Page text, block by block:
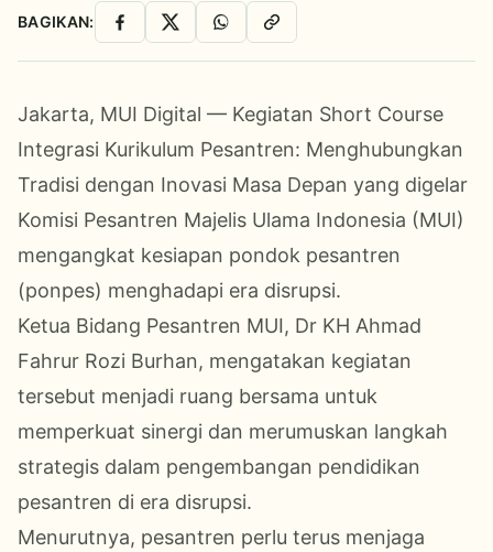
BAGIKAN: Facebook
X WhatsAppSalin Link
Jakarta, MUI Digital — Kegiatan Short Course
Integrasi Kurikulum Pesantren: Menghubungkan
Tradisi dengan Inovasi Masa Depan yang digelar
Komisi Pesantren Majelis Ulama Indonesia (MUI)
mengangkat kesiapan pondok pesantren
(ponpes) menghadapi era disrupsi.
Ketua Bidang Pesantren MUI, Dr KH Ahmad
Fahrur Rozi Burhan, mengatakan kegiatan
tersebut menjadi ruang bersama untuk
memperkuat sinergi dan merumuskan langkah
strategis dalam pengembangan pendidikan
pesantren di era disrupsi.
Menurutnya, pesantren perlu terus menjaga